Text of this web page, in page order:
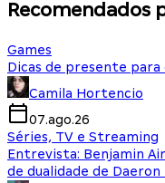
Recomendados
Games
Dicas de presente para
Camila Hortencio
07.ago.26
Séries, TV e Streaming
Entrevista: Benjamin
de dualidade de Daeron